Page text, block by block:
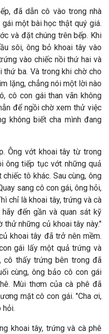
đã dẫn cô vào trong nhà
một bài học thật quý giá.
và đặt chúng trên bếp. Khi
sôi, ông bỏ khoai tây vào
vào chiếc nồi thứ hai và
thứ ba. Và trong khi chờ cho
lặng, chẳng nói một lời nào
cô con gái than vãn không
để ngồi chờ xem thử việc
không biết cha mình đang
Ông vớt khoai tây từ trong
ông tiếp tục vớt những quả
tô khác. Sau cùng, ông
sang cô con gái, ông hỏi,
chỉ là khoai tây, trứng và cà
đến gần và quan sát kỹ
thử những củ khoai tây này."
khoai tây đã trở nên mềm.
gái lấy một quả trứng và
cô thấy trứng bên trong đã
cùng, ông bảo cô con gái
Mùi thơm của cà phê đã
mặt cô con gái. "Cha ơi,
hỏi.
khoai tây, trứng và cà phê